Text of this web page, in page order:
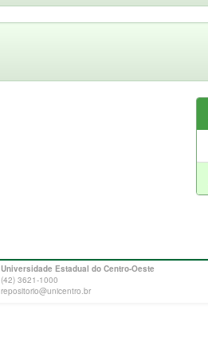
Universidade Estadual do Centro-Oeste
(42) 3621-1000
repositorio@unicentro.br